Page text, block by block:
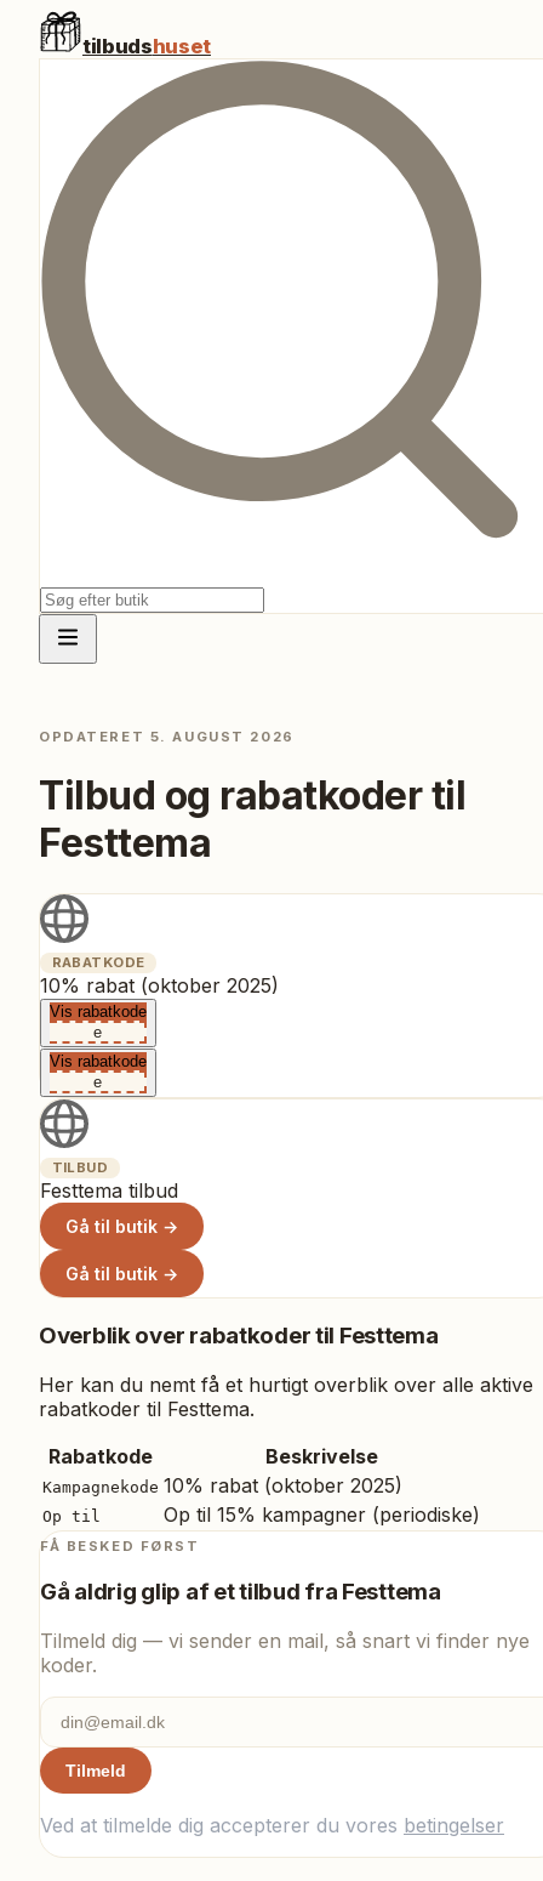
tilbudshuset
OPDATERET 5. AUGUST 2026
Tilbud og rabatkoder til
Festtema
RABATKODE
10% rabat (oktober 2025)
Vis rabatkode
e
Vis rabatkode
e
TILBUD
Festtema tilbud
Gå til butik →
Gå til butik →
Overblik over rabatkoder til Festtema
Her kan du nemt få et hurtigt overblik over alle aktive
rabatkoder til Festtema.
Rabatkode
Beskrivelse
Kampagnekode 10% rabat (oktober 2025)
Op til Op til 15% kampagner (periodiske)
FÅ BESKED FØRST
Gå aldrig glip af et tilbud fra Festtema
Tilmeld dig — vi sender en mail, så snart vi finder nye
koder.
Tilmeld
Ved at tilmelde dig accepterer du vores betingelser